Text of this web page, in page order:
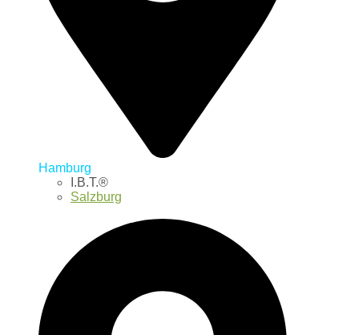
Hamburg
I.B.T.®
Salzburg